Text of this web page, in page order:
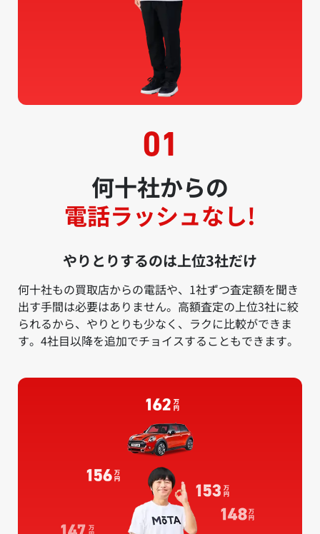
何十社からの
電話ラッシュなし!
やりとりするのは上位3社だけ
何十社もの買取店からの電話や、1社ずつ査定額を聞き
出す手間は必要はありません。高額査定の上位3社に絞
られるから、やりとりも少なく、ラクに比較ができま
す。4社目以降を追加でチョイスすることもできます。